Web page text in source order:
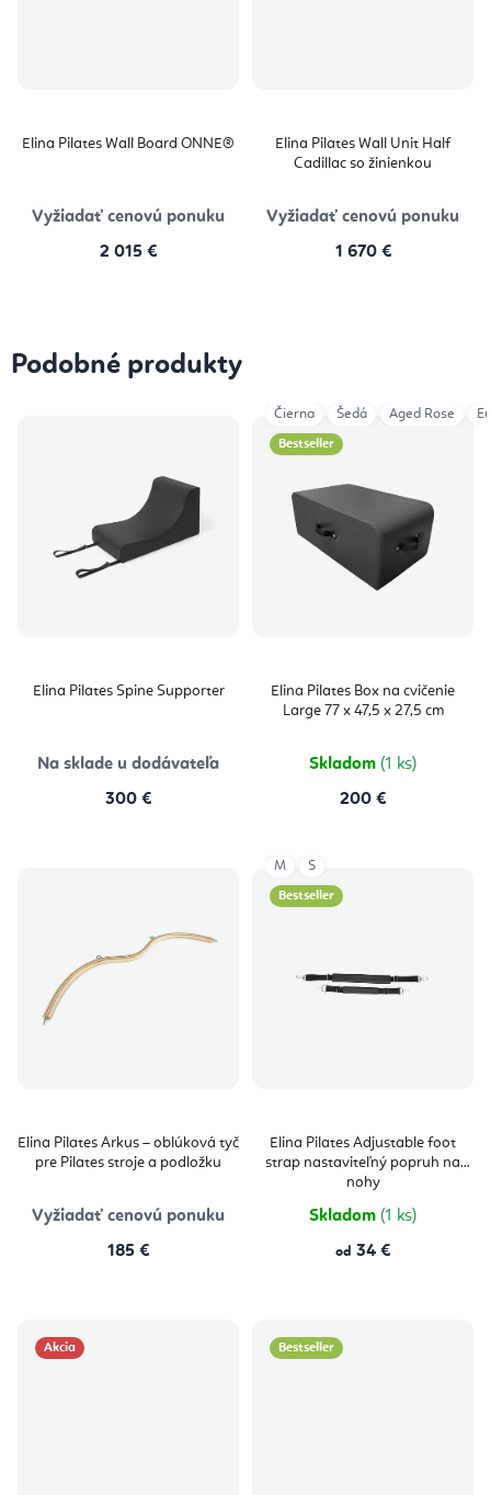
Elina Pilates Wall Board ONNE®
Vyžiadať cenovú ponuku
2 015 €
Elina Pilates Wall Unit Half
Cadillac so žinienkou
Vyžiadať cenovú ponuku
1 670 €
Podobné produkty
Elina Pilates Spine Supporter
Na sklade u dodávateľa
300 €
Bestseller
Elina Pilates Box na cvičenie
Large 77 x 47,5 x 27,5 cm
Skladom (1 ks)
200 €
Čierna Šedá Aged Rose
Elina Pilates Arkus – oblúková tyč
pre Pilates stroje a podložku
Vyžiadať cenovú ponuku
185 €
Bestseller
Elina Pilates Adjustable foot
strap nastaviteľný popruh na
nohy
Skladom (1 ks)
od 34 €
M S
Akcia Bestseller